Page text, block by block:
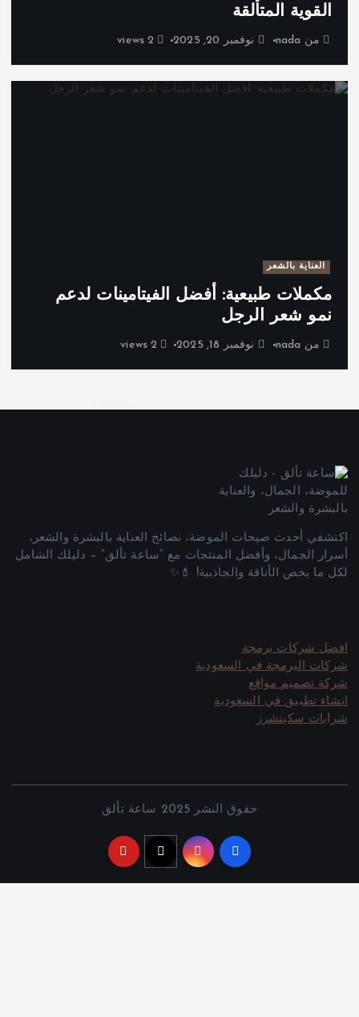
القوية المتألقة
من nada نوفمبر 20, 2025 2 views
العناية بالشعر
مكملات طبيعية: أفضل الفيتامينات لدعم
نمو شعر الرجل
من nada نوفمبر 18, 2025 2 views
اكتشفي أحدث صيحات الموضة، نصائح العناية بالبشرة والشعر،
أسرار الجمال، وأفضل المنتجات مع “ساعة تألق” – دليلك الشامل
لكل ما يخص الأناقة والجاذبية! 💄✨
افضل شركات برمجة
شركات البرمجة في السعودية
شركة تصميم مواقع
انشاء تطبيق في السعودية
شرابات سكيتشرز
حقوق النشر 2025 ساعة تألق